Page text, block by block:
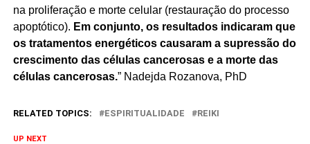
na proliferação e morte celular (restauração do processo
apoptótico). Em conjunto, os resultados indicaram que
os tratamentos energéticos causaram a supressão do
crescimento das células cancerosas e a morte das
células cancerosas.” Nadejda Rozanova, PhD
RELATED TOPICS: ESPIRITUALIDADE REIKI
UP NEXT